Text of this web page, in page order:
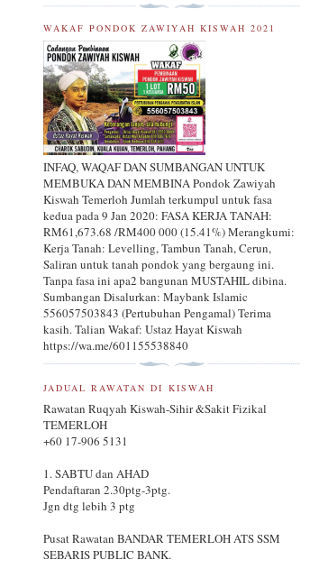
WAKAF PONDOK ZAWIYAH KISWAH 2021
INFAQ, WAQAF DAN SUMBANGAN UNTUK
MEMBUKA DAN MEMBINA Pondok Zawiyah
Kiswah Temerloh Jumlah terkumpul untuk fasa
kedua pada 9 Jan 2020: FASA KERJA TANAH:
RM61,673.68 /RM400 000 (15.41%) Merangkumi:
Kerja Tanah: Levelling, Tambun Tanah, Cerun,
Saliran untuk tanah pondok yang bergaung ini.
Tanpa fasa ini apa2 bangunan MUSTAHIL dibina.
Sumbangan Disalurkan: Maybank Islamic
556057503843 (Pertubuhan Pengamal) Terima
kasih. Talian Wakaf: Ustaz Hayat Kiswah
https://wa.me/601155538840
JADUAL RAWATAN DI KISWAH
Rawatan Ruqyah Kiswah-Sihir &Sakit Fizikal
TEMERLOH
+60 17-906 5131
1. SABTU dan AHAD
Pendaftaran 2.30ptg-3ptg.
Jgn dtg lebih 3 ptg
Pusat Rawatan BANDAR TEMERLOH ATS SSM
SEBARIS PUBLIC BANK.